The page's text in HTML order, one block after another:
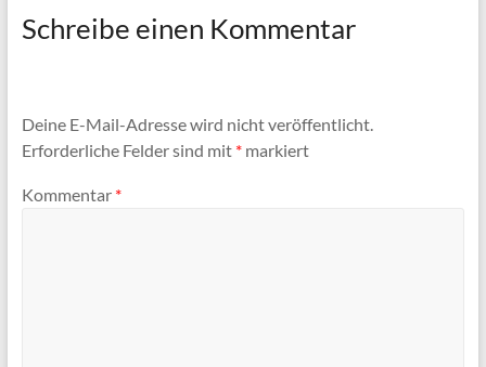
Schreibe einen Kommentar
Deine E-Mail-Adresse wird nicht veröffentlicht.
Erforderliche Felder sind mit *markiert
Kommentar *